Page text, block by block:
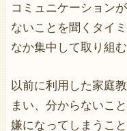
コミュニケーション
ないことを聞くタイ
なか集中して取り組
以前に利用した家庭
まい、分からないこ
嫌になってしまうこと